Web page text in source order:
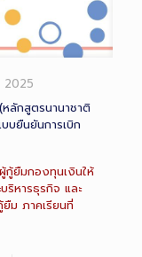
2025
ลักสูตรนานาชาติ
บยืนยันการเบิก
กู้ยืมกองทุนเงินให้
หารธุรกิจ และ
ม ภาคเรียนที่